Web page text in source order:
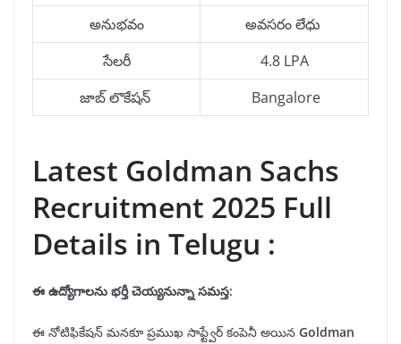
అనుభవం
అవసరం లేధు
సేలరీ
4.8 LPA
జాబ్ లొకేషన్
Bangalore
Latest Goldman Sachs
Recruitment 2025 Full
Details in Telugu :
ఈ ఉద్యోగాలను భర్తీ చెయ్యనున్నా సమస్త:
ఈ నోటిఫికేషన్ మనకూ ప్రముఖ సాఫ్ట్వేర్ కంపెనీ అయిన Goldman